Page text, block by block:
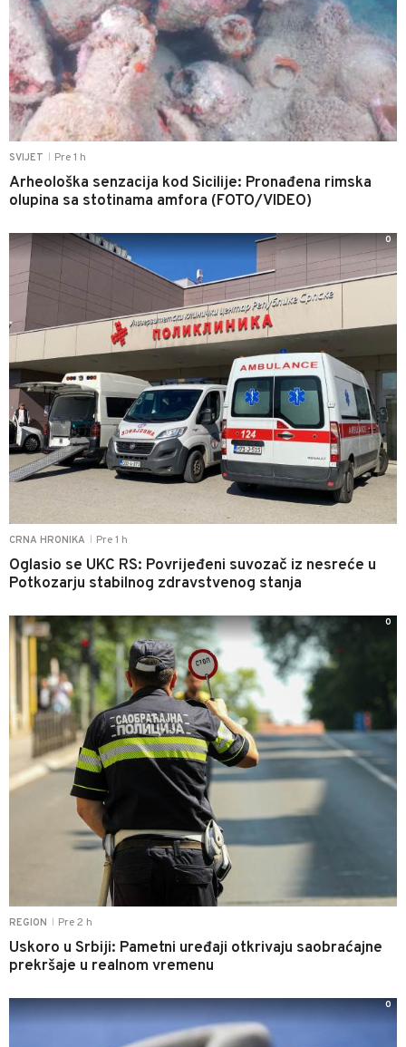
SVIJET Pre 1 h
Arheološka senzacija kod Sicilije: Pronađena rimska
olupina sa stotinama amfora (FOTO/VIDEO)
CRNA HRONIKA Pre 1 h
Oglasio se UKC RS: Povrijeđeni suvozač iz nesreće u
Potkozarju stabilnog zdravstvenog stanja
0
REGION Pre 2 h
Uskoro u Srbiji: Pametni uređaji otkrivaju saobraćajne
prekršaje u realnom vremenu
0
0